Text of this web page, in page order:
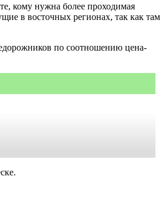
кому нужна более проходимая
в восточных регионах, так как там
по соотношению цена-